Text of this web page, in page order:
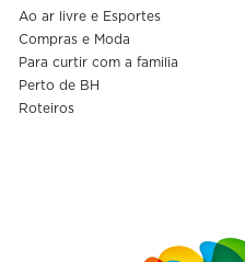
Ao ar livre e Esportes
Compras e Moda
Para curtir com a familia
Perto de BH
Roteiros